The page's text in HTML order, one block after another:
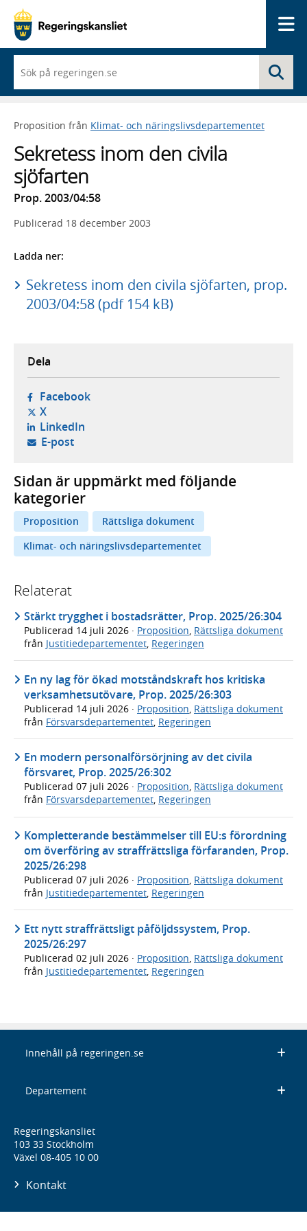
du
börjar
skriva
framträder
lista
med
sökförslag
Proposition från Klimat- och näringslivsdepartementet
Sekretess inom den civila
sjöfarten
Prop. 2003/04:58
Publicerad 18 december 2003
Ladda ner:
Sekretess inom den civila sjöfarten, prop.
2003/04:58 (pdf 154 kB)
Dela
Facebook- öppnas i ny flik, extern webbplats,
X- öppnas i ny flik, extern webbplats,
LinkedIn- öppnas i ny flik, extern webbplats,
E-post- öppnar din e-postklient,
Sidan är uppmärkt med följande
kategorier
Proposition
Rättsliga dokument
Klimat- och näringslivsdepartementet
Relaterat
Stärkt trygghet i bostadsrätter, Prop. 2025/26:304
Publicerad 14 juli 2026 · Proposition, Rättsliga dokument
från Justitiedepartementet, Regeringen
En ny lag för ökad motståndskraft hos kritiska
verksamhetsutövare, Prop. 2025/26:303
Publicerad 14 juli 2026 · Proposition Rättsliga dokument
från Försvarsdepartementet Regeringen
En modern personalförsörjning av det civila
försvaret, Prop. 2025/26:302
Publicerad 07 juli 2026 · Proposition, Rättsliga dokument
från Försvarsdepartementet, Regeringen
Kompletterande bestämmelser till EU:s förordning
om överföring av straffrättsliga förfaranden, Prop.
2025/26:298
Publicerad 07 juli 2026 · Proposition, Rättsliga dokument
från Justitiedepartementet, Regeringen
Ett nytt straffrättsligt påföljdssystem, Prop.
2025/26:297
Publicerad 02 juli 2026 · Proposition Rättsliga dokument
från Justitiedepartementet Regeringen
Innehåll på regeringen.se
Departement
Regeringskansliet
103 33 Stockholm
Växel 08-405 10 00
Kontakt